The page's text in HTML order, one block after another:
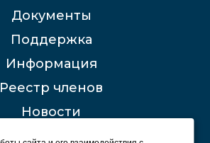
Документы
Поддержка
Информация
Реестр членов
Новости
Контакты